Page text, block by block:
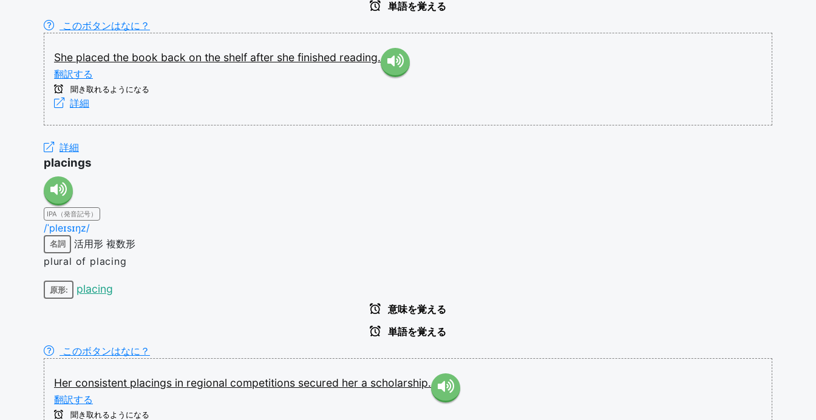
単語を覚える
このボタンはなに？
She placed the book back on the shelf after she finished reading.
翻訳する
聞き取れるようになる
詳細
詳細
placings
IPA（発音記号）
/ˈpleɪsɪŋz/
名詞 活用形 複数形
plural of placing
原形: placing
意味を覚える
単語を覚える
このボタンはなに？
Her consistent placings in regional competitions secured her a scholarship.
翻訳する
聞き取れるようになる